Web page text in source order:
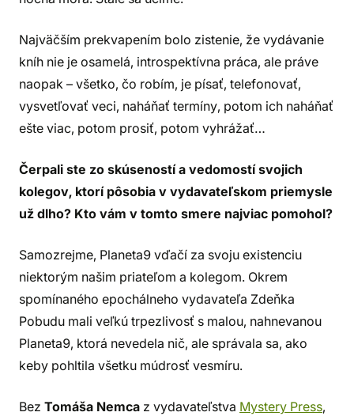
Najväčším prekvapením bolo zistenie, že vydávanie
kníh nie je osamelá, introspektívna práca, ale práve
naopak – všetko, čo robím, je písať, telefonovať,
vysvetľovať veci, naháňať termíny, potom ich naháňať
ešte viac, potom prosiť, potom vyhrážať…
Čerpali ste zo skúseností a vedomostí svojich
kolegov, ktorí pôsobia v vydavateľskom priemysle
už dlho? Kto vám v tomto smere najviac pomohol?
Samozrejme, Planeta9 vďačí za svoju existenciu
niektorým našim priateľom a kolegom. Okrem
spomínaného epochálneho vydavateľa Zdeňka
Pobudu mali veľkú trpezlivosť s malou, nahnevanou
Planeta9, ktorá nevedela nič, ale správala sa, ako
keby pohltila všetku múdrosť vesmíru.
Bez Tomáša Nemca z vydavateľstva Mystery Press,